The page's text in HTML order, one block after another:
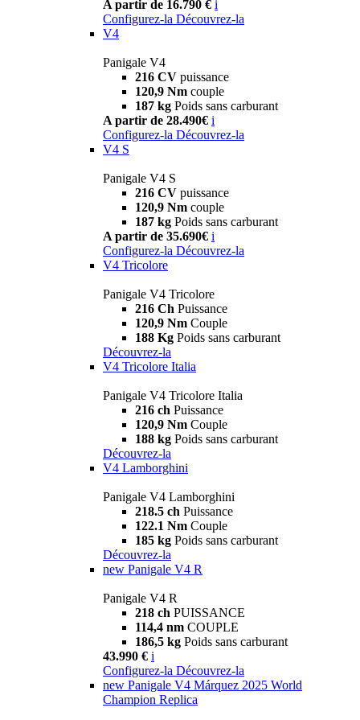
A partir de 16.790 € i
Configurez-la Découvrez-la
V4
Panigale V4
216 CV puissance
120,9 Nm couple
187 kg Poids sans carburant
A partir de 28.490€ i
Configurez-la Découvrez-la
V4 S
Panigale V4 S
216 CV puissance
120,9 Nm couple
187 kg Poids sans carburant
A partir de 35.690€ i
Configurez-la Découvrez-la
V4 Tricolore
Panigale V4 Tricolore
216 Ch Puissance
120,9 Nm Couple
188 Kg Poids sans carburant
Découvrez-la
V4 Tricolore Italia
Panigale V4 Tricolore Italia
216 ch Puissance
120,9 Nm Couple
188 kg Poids sans carburant
Découvrez-la
V4 Lamborghini
Panigale V4 Lamborghini
218.5 ch Puissance
122.1 Nm Couple
185 kg Poids sans carburant
Découvrez-la
new Panigale V4 R
Panigale V4 R
218 ch PUISSANCE
114,4 nm COUPLE
186,5 kg Poids sans carburant
43.990 € i
Configurez-la Découvrez-la
new Panigale V4 Márquez 2025 World
Champion Replica